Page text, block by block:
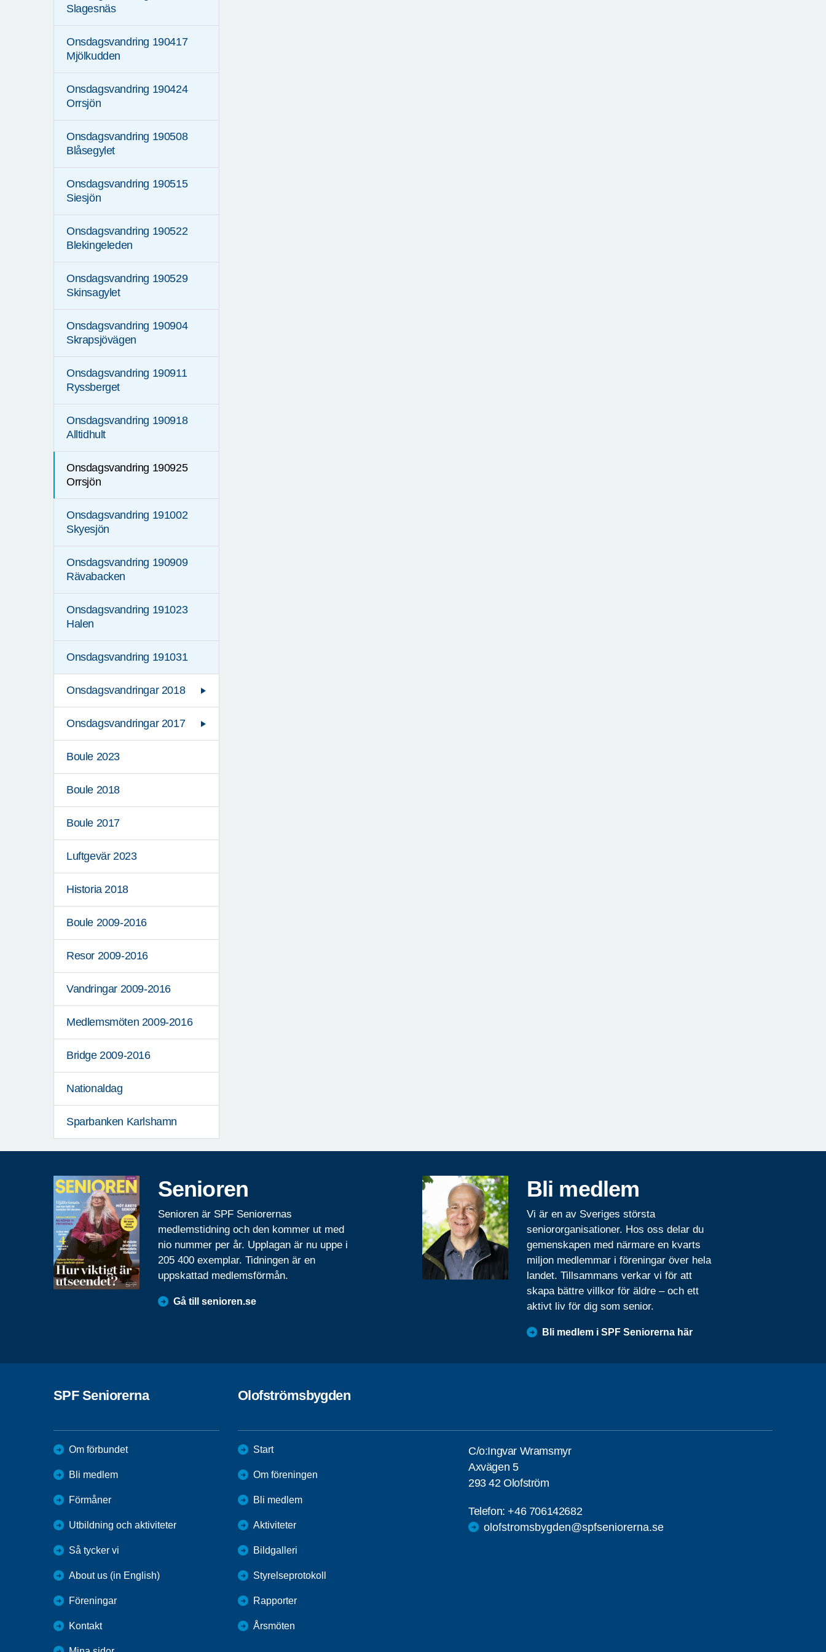
Slagesnäs
Onsdagsvandring 190417
Mjölkudden
Onsdagsvandring 190424
Orrsjön
Onsdagsvandring 190508
Blåsegylet
Onsdagsvandring 190515
Siesjön
Onsdagsvandring 190522
Blekingeleden
Onsdagsvandring 190529
Skinsagylet
Onsdagsvandring 190904
Skrapsjövägen
Onsdagsvandring 190911
Ryssberget
Onsdagsvandring 190918
Alltidhult
Onsdagsvandring 190925
Orrsjön
Onsdagsvandring 191002
Skyesjön
Onsdagsvandring 190909
Rävabacken
Onsdagsvandring 191023
Halen
Onsdagsvandring 191031
Onsdagsvandringar 2018
Onsdagsvandringar 2017
Boule 2023
Boule 2018
Boule 2017
Luftgevär 2023
Historia 2018
Boule 2009-2016
Resor 2009-2016
Vandringar 2009-2016
Medlemsmöten 2009-2016
Bridge 2009-2016
Nationaldag
Sparbanken Karlshamn
Senioren
Senioren är SPF Seniorernas
medlemstidning och den kommer ut med
nio nummer per år. Upplagan är nu uppe i
205 400 exemplar. Tidningen är en
uppskattad medlemsförmån.
Gå till senioren.se
Bli medlem
Vi är en av Sveriges största
seniororganisationer. Hos oss delar du
gemenskapen med närmare en kvarts
miljon medlemmar i föreningar över hela
landet. Tillsammans verkar vi för att
skapa bättre villkor för äldre – och ett
aktivt liv för dig som senior.
Bli medlem i SPF Seniorerna här
SPF Seniorerna
Om förbundet
Bli medlem
Förmåner
Utbildning och aktiviteter
Så tycker vi
About us (in English)
Föreningar
Kontakt
Olofströmsbygden
Start
Om föreningen
Bli medlem
Aktiviteter
Bildgalleri
Styrelseprotokoll
Rapporter
Årsmöten
C/o:Ingvar Wramsmyr
Axvägen 5
293 42 Olofström
Telefon:+46 706142682
olofstromsbygden@spfseniorerna.se